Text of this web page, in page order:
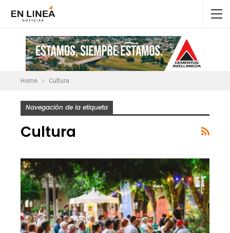
Home Cultura
Navegación de la etiqueta
Cultura